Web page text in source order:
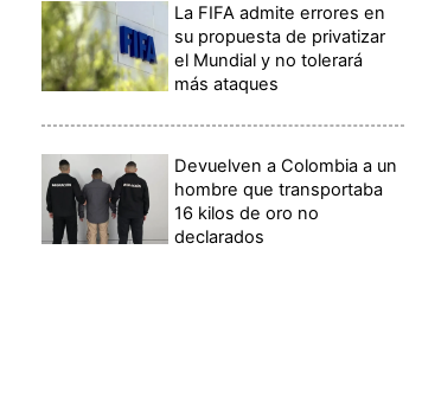
La FIFA admite errores en
su propuesta de privatizar
el Mundial y no tolerará
más ataques
Devuelven a Colombia a un
hombre que transportaba
16 kilos de oro no
declarados